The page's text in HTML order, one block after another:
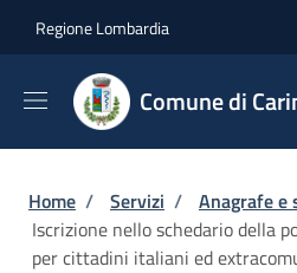
Regione Lombardia
Comune di
Briciole di pane
Home / Servizi / Anagrafe e
Iscrizione nello schedario della
per cittadini italiani ed